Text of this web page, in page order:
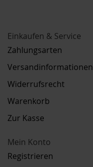
Einkaufen & Service
Zahlungsarten
Versandinformationen
Widerrufsrecht
Warenkorb
Zur Kasse
Mein Konto
Registrieren